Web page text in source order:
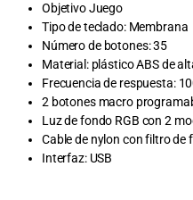
Objetivo Juego
Tipo de teclado: Membrana
Número de botones: 35
Material: plástico ABS de
Frecuencia de respuesta:
2 botones macro
Luz de fondo RGB con 2
Cable de nylon con filtro de
Interfaz: USB